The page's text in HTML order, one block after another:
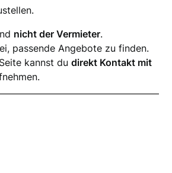
nicht der Vermieter.
passende Angebote zu finden.
kannst dudirekt Kontakt mit